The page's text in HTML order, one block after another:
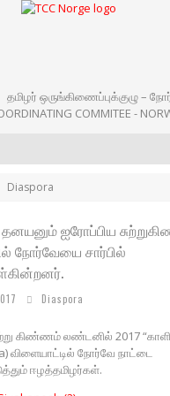
தமிழர் ஒருங்கிணைப்புக்குழு –
COMMITEE -
Diaspora
ஐரோப்பிய
நோர்வேயை சார்பில்
Diaspora
கிண்ணம் லண்டனில் 2017
விளையாட்டில் நோர்வே நாட்டை
ஈழத்தமிழர்கள்.